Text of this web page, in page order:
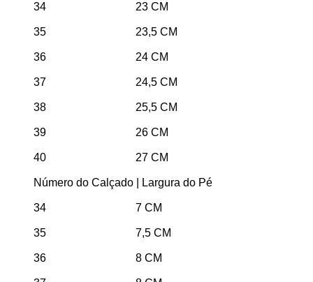
34 23 CM
35 23,5 CM
36 24 CM
37 24,5 CM
38 25,5 CM
39 26 CM
40 27 CM
Número do Calçado | Largura do Pé
34 7 CM
35 7,5 CM
36 8 CM